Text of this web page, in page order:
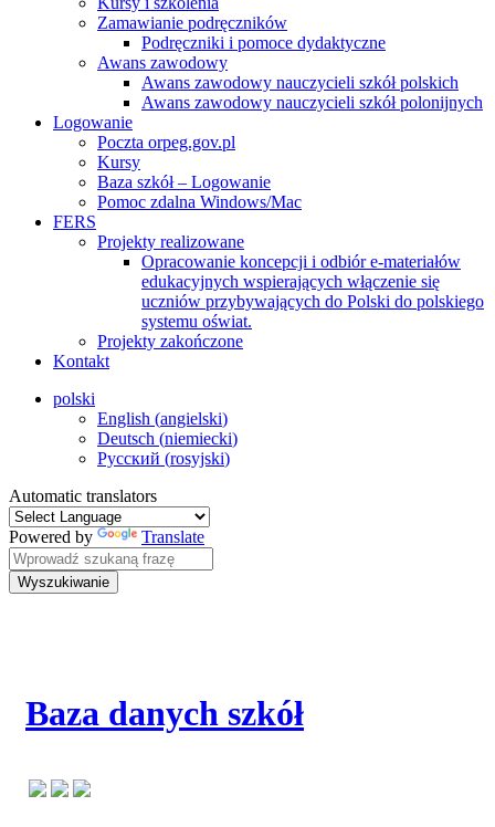
Zamawianie podręczników
Podręczniki i pomoce dydaktyczne
Awans zawodowy
Awans zawodowy nauczycieli szkół polskich
Awans zawodowy nauczycieli szkół polonijnych
Logowanie
Poczta orpeg.gov.pl
Kursy
Baza szkół – Logowanie
Pomoc zdalna Windows/Mac
FERS
Projekty realizowane
Opracowanie koncepcji i odbiór e-materiałów
edukacyjnych wspierających włączenie się
uczniów przybywających do Polski do polskiego
systemu oświat.
Projekty zakończone
Kontakt
polski
English (angielski)
Deutsch (niemiecki)
Русский (rosyjski)
Automatic translators
Powered by Translate
Wyszukiwanie
Baza danych szkół